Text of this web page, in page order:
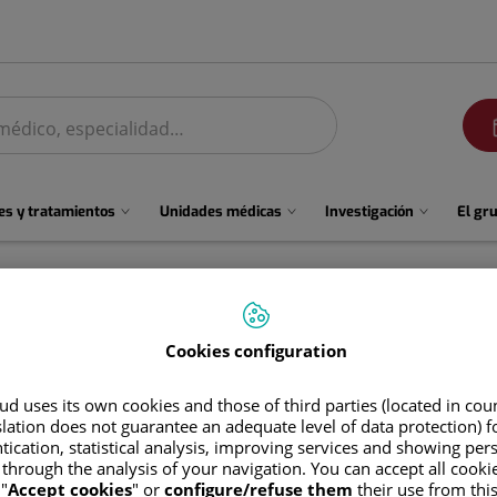
y tratamientos Unidades médicas Investigación El
Francisco JoséHernández Ramos
Cookies configuration
uses its own cookies and those of third parties (located in
does not guarantee an adequate level of data protection)
statistical analysis, improving services and showing
the analysis of your navigation. You can accept all
Accept cookies" or configure/refuse them their use from this